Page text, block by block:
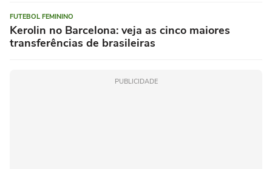
FUTEBOL FEMININO
Kerolin no Barcelona: veja as cinco maiores
transferências de brasileiras
PUBLICIDADE